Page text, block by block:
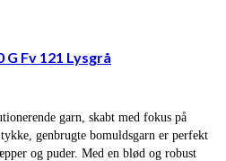
G Fv 121 Lysgrå
garn, skabt med fokus på
genbrugte bomuldsgarn er perfekt
og puder. Med en blød og robust